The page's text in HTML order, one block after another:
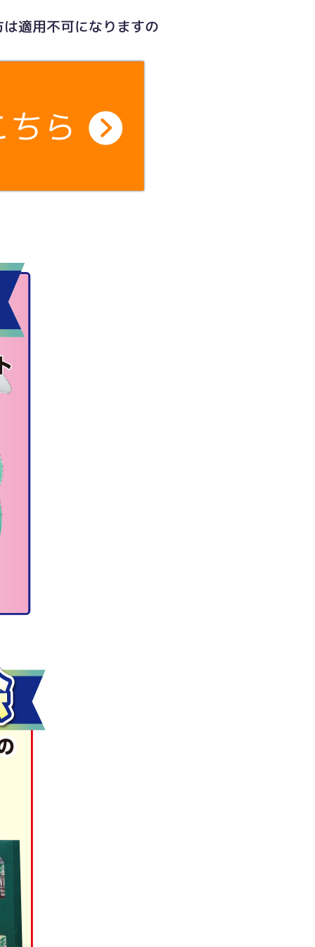
適用不可になりますの